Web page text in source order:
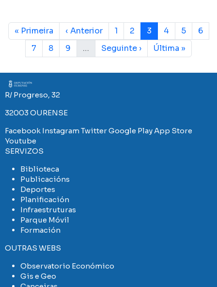
Paxinación
First page
« Primeira Páxina anterior
‹ Anterior Páxina
1 Páxina
2 Páxina actual
3 Páxina
4 Páxina
5
6
Páxina
7 Páxina
8 Páxina
9 … Páxina Seguinte
Seguinte › Last page
Última »
Imaxe
R/ Progreso, 32
32003 OURENSE
Facebook InstagramTwitterGoogle Play App Store
Youtube
SERVIZOS
Biblioteca
Publicacións
Deportes
Planificación
Infraestruturas
Parque Móvil
Formación
OUTRAS WEBS
Observatorio Económico
Gis e Geo